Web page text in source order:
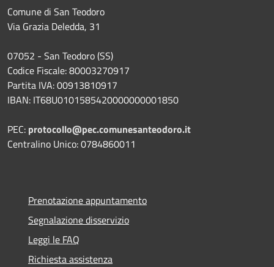
Comune di San Teodoro
Via Grazia Deledda, 31
07052 - San Teodoro (SS)
Codice Fiscale: 80003270917
Partita IVA: 00913810917
IBAN: IT68U0101585420000000001850
PEC: protocollo@pec.comunesanteodoro.it
Centralino Unico: 0784860011
Prenotazione appuntamento
Segnalazione disservizio
Leggi le FAQ
Richiesta assistenza